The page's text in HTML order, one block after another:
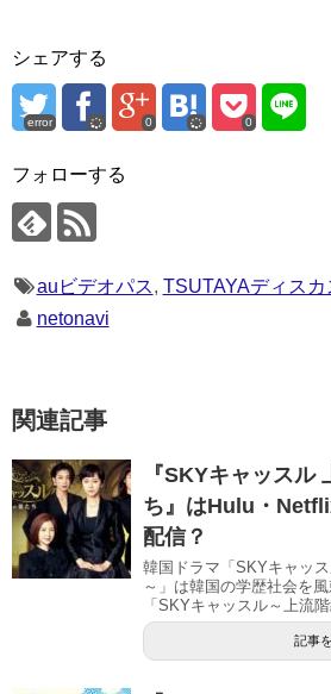
シェアする
error 0 0
フォローする
auビデオパス, TSUTAYAディスカ
netonavi
関連記事
『SKYキャッスル
ち』はHulu・
配信？
韓国ドラマ「SKYキャッ
～」は韓国の学歴社会を
「SKYキャッスル～上流
記事